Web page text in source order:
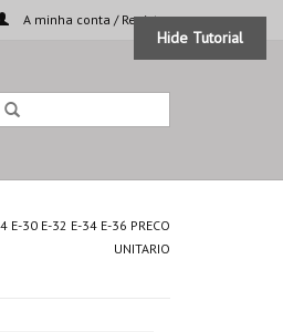
A minha conta / Registar
E-30 E-32 E-34 E-36 PRECO
UNITARIO
Hide Tutorial